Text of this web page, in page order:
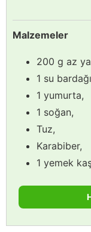
Malzemeler
200 g az
1 su
1 yumurta,
1 soğan,
Tuz,
Karabiber,
1 yemek